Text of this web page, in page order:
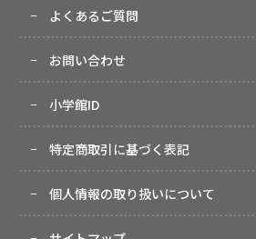
よくあるご質問
お問い合わせ
小学館ID
特定商取引に基づく表記
個人情報の取り扱いについて